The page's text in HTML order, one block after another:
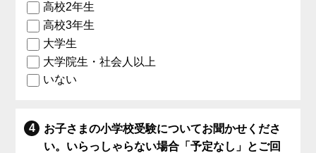
高校2年生
高校3年生
大学生
大学院生・社会人以上
いない
お子さまの小学校受験についてお聞かせくださ
い。いらっしゃらない場合「予定なし」とご回